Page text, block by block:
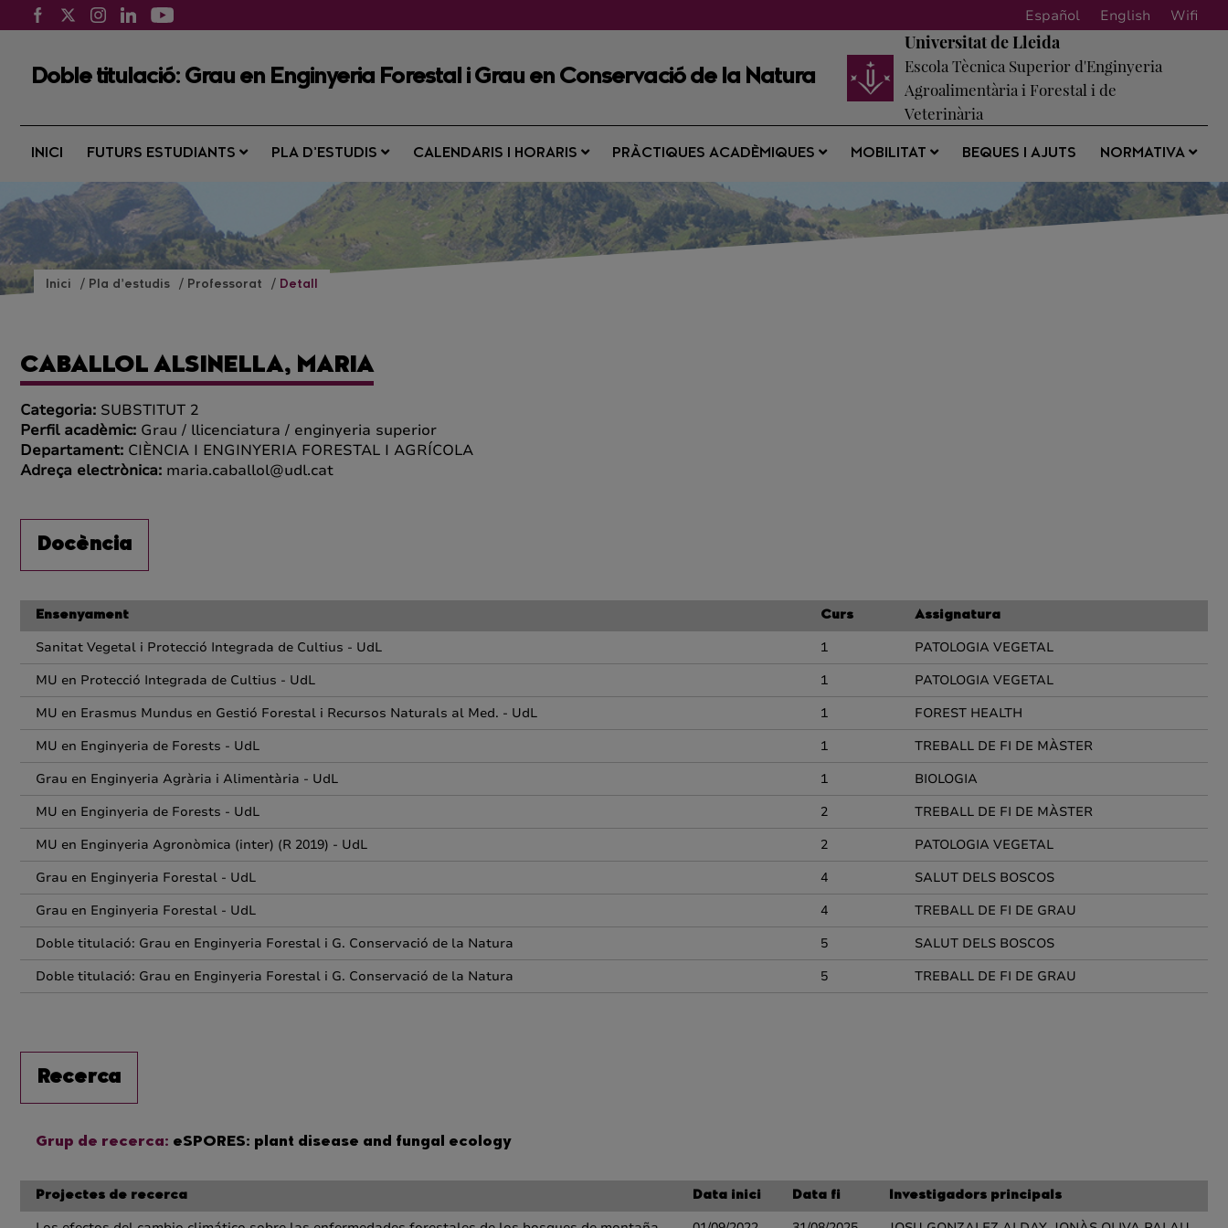
Español English Wifi
Doble titulació: Grau en Enginyeria Forestal i Grau en Conservació de la Natura
Universitat de Lleida
Escola Tècnica Superior d'Enginyeria
Agroalimentària i Forestal i de
Veterinària
INICI FUTURS ESTUDIANTS PLA D’ESTUDIS CALENDARIS I HORARIS PRÀCTIQUES ACADÈMIQUES MOBILITAT BEQUES I AJUTS NORMATIVA
Inici Pla d’estudis Professorat Detall
CABALLOL ALSINELLA, MARIA
Categoria: SUBSTITUT 2
Perfil acadèmic: Grau / llicenciatura / enginyeria superior
Departament: CIÈNCIA I ENGINYERIA FORESTAL I AGRÍCOLA
Adreça electrònica: maria.caballol@udl.cat
Docència
Ensenyament Curs Assignatura
Sanitat Vegetal i Protecció Integrada de Cultius - UdL 1
PATOLOGIA VEGETAL
MU en Protecció Integrada de Cultius - UdL
1
PATOLOGIA VEGETAL
MU en Erasmus Mundus en Gestió Forestal i Recursos Naturals al Med. - UdL
1
FOREST HEALTH
MU en Enginyeria de Forests - UdL
1
TREBALL DE FI DE MÀSTER
Grau en Enginyeria Agrària i Alimentària - UdL
1
BIOLOGIA
MU en Enginyeria de Forests - UdL
2
TREBALL DE FI DE MÀSTER
MU en Enginyeria Agronòmica (inter) (R 2019) - UdL
2
PATOLOGIA VEGETAL
Grau en Enginyeria Forestal - UdL
4
SALUT DELS BOSCOS
Grau en Enginyeria Forestal - UdL
4
TREBALL DE FI DE GRAU
Doble titulació: Grau en Enginyeria Forestal i G. Conservació de la Natura
5
SALUT DELS BOSCOS
Doble titulació: Grau en Enginyeria Forestal i G. Conservació de la Natura
5 TREBALL DE FI DE GRAU
Recerca
Grup de recerca: eSPORES: plant disease and fungal ecology
Projectes de recerca Data inici Data fi Investigadors principals